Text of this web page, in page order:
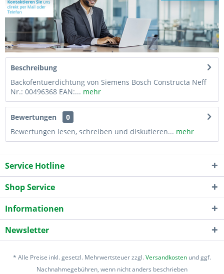
Beschreibung
Backofentuerdichtung von Siemens Bosch Constructa Neff
Nr.: 00496368 EAN:... mehr
Bewertungen
0
Bewertungen lesen, schreiben und diskutieren... mehr
Service Hotline
Shop Service
Informationen
Newsletter
* Alle Preise inkl. gesetzl. Mehrwertsteuer zzgl.Versandkosten und ggf.
Nachnahmegebühren, wenn nicht anders beschrieben